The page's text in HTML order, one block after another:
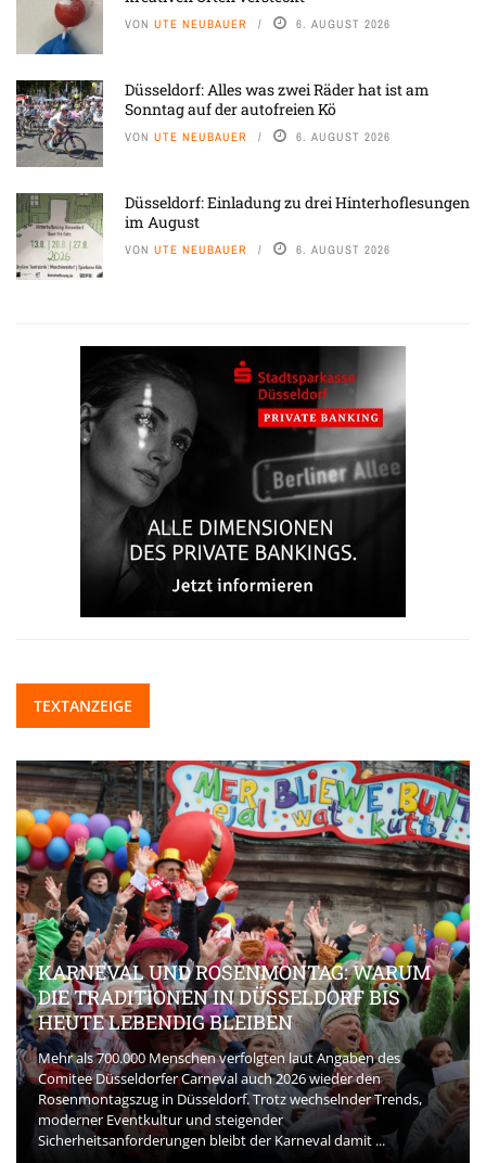
VON UTE NEUBAUER 6. AUGUST 2026
Düsseldorf: Alles was zwei Räder hat ist am
Sonntag auf der autofreien Kö
VON UTE NEUBAUER 6. AUGUST 2026
Düsseldorf: Einladung zu drei Hinterhoflesungen
im August
VON UTE NEUBAUER 6. AUGUST 2026
TEXTANZEIGE
KARNEVAL UND ROSENMONTAG: WARUM
DIE TRADITIONEN IN DÜSSELDORF BIS
HEUTE LEBENDIG BLEIBEN
Mehr als 700.000 Menschen verfolgten laut Angaben des
Comitee Düsseldorfer Carneval auch 2026 wieder den
Rosenmontagszug in Düsseldorf. Trotz wechselnder Trends,
moderner Eventkultur und steigender
Sicherheitsanforderungen bleibt der Karneval damit ...